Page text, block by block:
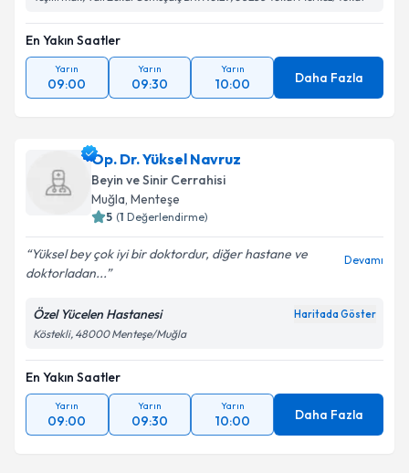
En Yakın Saatler
Yarın
09:00
Yarın
09:30
Yarın
10:00 Daha Fazla
Op. Dr. Yüksel Navruz
Beyin ve Sinir Cerrahisi
Muğla, Menteşe
5 (1 Değerlendirme)
Yüksel bey çok iyi bir doktordur, diğer hastane ve
doktorladan...
Devamı
Özel Yücelen Hastanesi Haritada Göster
Köstekli, 48000 Menteşe/Muğla
En Yakın Saatler
Yarın
09:00
Yarın
09:30
Yarın
10:00 Daha Fazla